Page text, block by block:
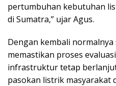
pertumbuhan kebutuhan
di Sumatra,” ujar Agus.
Dengan kembali
memastikan proses
infrastruktur tetap
pasokan listrik masyarakat